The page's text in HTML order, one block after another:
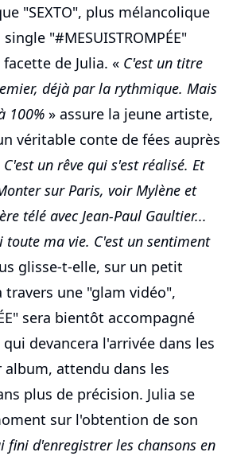
"SEXTO", plus mélancolique
"#MESUISTROMPÉE"
de Julia. « C'est un titre
déjà par la rythmique. Mais
100% » assure la jeune artiste,
véritable conte de fées auprès
C'est un rêve qui s'est réalisé. Et
sur Paris, voir Mylène et
télé avec Jean-Paul Gaultier...
toute ma vie. C'est un sentiment
glisse-t-elle, sur un petit
travers une "glam vidéo",
sera bientôt accompagné
devancera l'arrivée dans les
album, attendu dans les
plus de précision. Julia se
sur l'obtention de son
fini d'enregistrer les chansons en